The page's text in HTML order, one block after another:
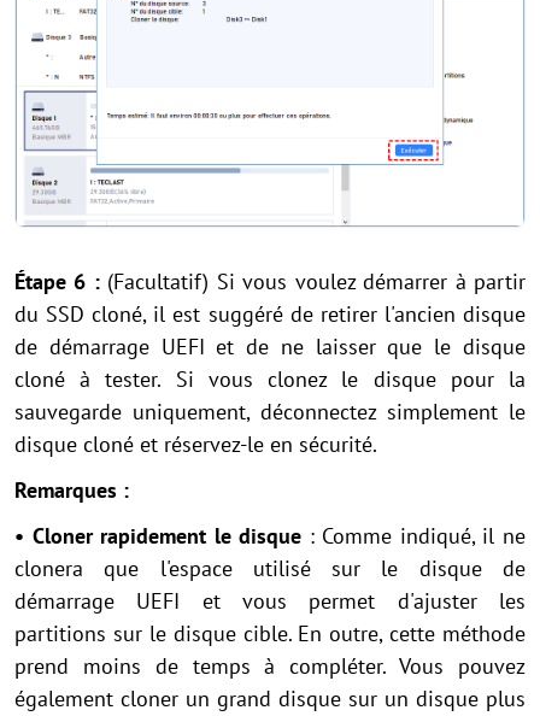
Étape 6 :(Facultatif) Si vous voulez démarrer à partir
du SSD cloné, il est suggéré de retirer l'ancien disque
de démarrage UEFI et de ne laisser que le disque
cloné à tester. Si vous clonez le disque pour la
sauvegarde uniquement, déconnectez simplement le
disque cloné et réservez-le en sécurité.
Remarques :
• Cloner rapidement le disque : Comme indiqué, il ne
clonera que l'espace utilisé sur le disque de
démarrage UEFI et vous permet d'ajuster les
partitions sur le disque cible. En outre, cette méthode
prend moins de temps à compléter. Vous pouvez
également cloner un grand disque sur un disque plus